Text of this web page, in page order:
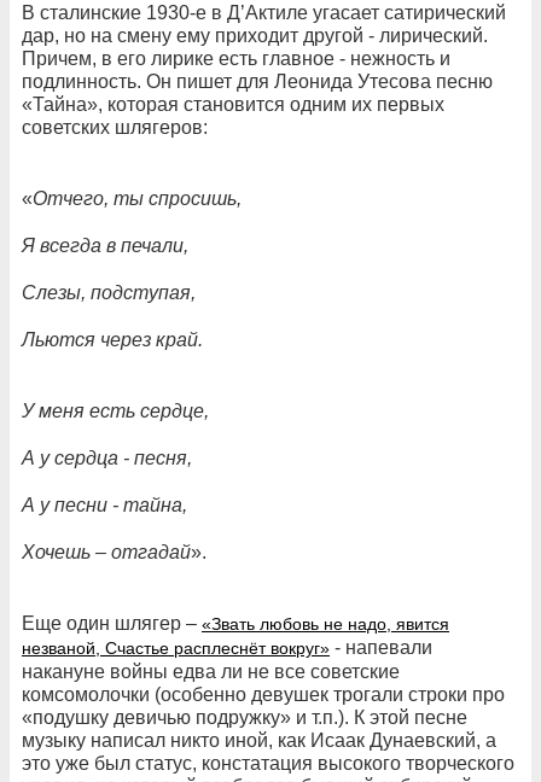
В сталинские 1930-е в Д’Актиле угасает сатирический
дар, но на смену ему приходит другой - лирический.
Причем, в его лирике есть главное - нежность и
подлинность. Он пишет для Леонида Утесова песню
«Тайна», которая становится одним их первых
советских шлягеров:
«Отчего, ты спросишь,
Я всегда в печали,
Слезы, подступая,
Льются через край.
У меня есть сердце,
А у сердца - песня,
А у песни - тайна,
Хочешь – отгадай».
Еще один шлягер – «Звать любовь не надо, явится
незваной, Счастье расплеснёт вокруг» - напевали
накануне войны едва ли не все советские
комсомолочки (особенно девушек трогали строки про
«подушку девичью подружку» и т.п.). К этой песне
музыку написал никто иной, как Исаак Дунаевский, а
это уже был статус, констатация высокого творческого